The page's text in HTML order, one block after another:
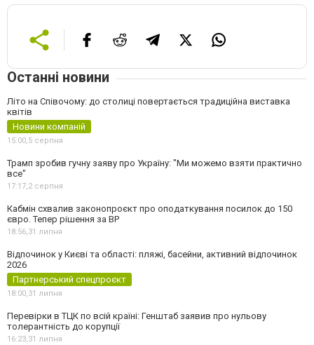
Останні новини
Літо на Співочому: до столиці повертається традиційна виставка
квітів
Новини компаній
15:00,5 серпня
Трамп зробив гучну заяву про Україну: "Ми можемо взяти практично
все"
17:17,2 серпня
Кабмін схвалив законопроєкт про оподаткування посилок до 150
євро. Тепер рішення за ВР
18:56,31 липня
Відпочинок у Києві та області: пляжі, басейни, активний відпочинок
2026
Партнерський спецпроєкт
18:00,31 липня
Перевірки в ТЦК по всій країні: Генштаб заявив про нульову
толерантність до корупції
16:23,31 липня